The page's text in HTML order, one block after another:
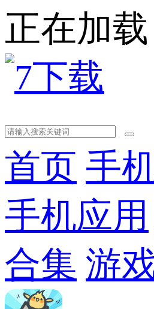
正在加载
首页 手
手机应用
合集 游